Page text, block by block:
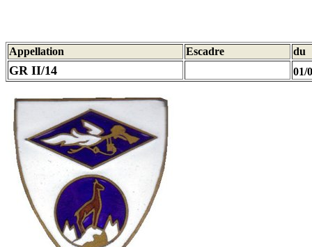
Appellation Escadre du
GR II/14 01/